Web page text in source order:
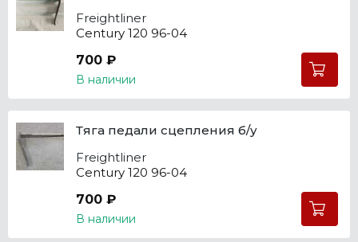
Freightliner
Century 120 96-04
700 ₽
В наличии
Тяга педали сцепления б/у
Freightliner
Century 120 96-04
700 ₽
В наличии